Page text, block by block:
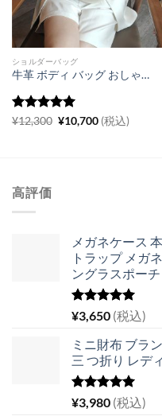
ショルダーバッグ
牛革 ボディ バッグ おしゃれ ショルダーバッグ レディース ヒップ バッグ ウエストポーチ 斜めがけ カジュアル カバン
5段階中 5の
¥12,300 元
¥10,700現
在
(税込)
高評価
メガネケース
トラップ メガ
ングラスポー
5段階中
5.00
の評価
¥3,650 (税込)
ミニ財布 ブラ
三 つ折り レデ
5段階中
5.00
の評価
¥3,980 (税込)